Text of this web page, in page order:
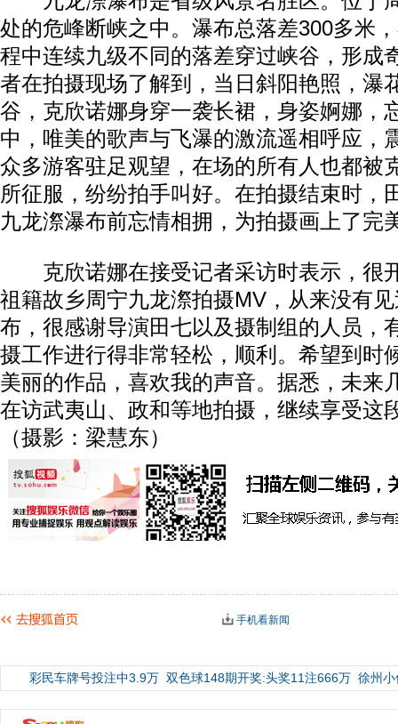
处的危峰断峡之中。瀑布总落差300多米
程中连续九级不同的落差穿过峡谷，形成
者在拍摄现场了解到，当日斜阳艳照，瀑
谷，克欣诺娜身穿一袭长裙，身姿婀娜，
中，唯美的歌声与飞瀑的激流遥相呼应，
众多游客驻足观望，在场的所有人也都被
所征服，纷纷拍手叫好。在拍摄结束时，
九龙漈瀑布前忘情相拥，为拍摄画上了完
克欣诺娜在接受记者采访时表示，很
祖籍故乡周宁九龙漈拍摄MV，从来没有
布，很感谢导演田七以及摄制组的人员，
摄工作进行得非常轻松，顺利。希望到时
美丽的作品，喜欢我的声音。据悉，未来
在访武夷山、政和等地拍摄，继续享受这
（摄影：梁慧东）
手机看新闻
彩民车牌号投注中3.9万 双色球148期开奖:头奖11注666万 徐州